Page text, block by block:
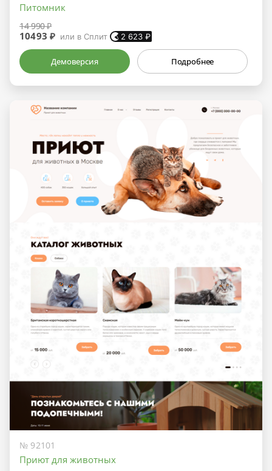
Питомник
14 990 ₽
10493 ₽ или в Сплит 2 623 ₽
Демоверсия Подробнее
№ 92101
Приют для животных